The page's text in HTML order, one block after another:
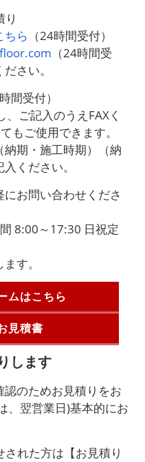
ちら （24時間受付）
（24時間受
さい。
受付）
ご記入のうえFAXく
もご使用できます。
（納期・施工時期）（納
ください。
お問い合わせくださ
間 8:00～17:30 日祝定
す。
ムはこちら
見積書
します
のためお見積りをお
、翌営業日)基本的にお
れた方は【お見積り